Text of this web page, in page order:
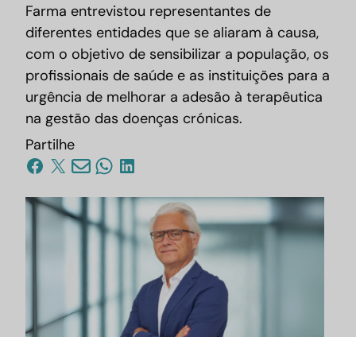
Farma entrevistou representantes de
diferentes entidades que se aliaram à causa,
com o objetivo de sensibilizar a população, os
profissionais de saúde e as instituições para a
urgência de melhorar a adesão à terapêutica
na gestão das doenças crónicas.
Partilhe